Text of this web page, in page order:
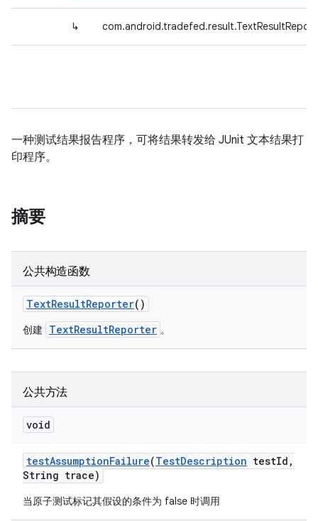
↳
一种测试结果报告程序，可将结果转发给 JUnit 文本结果打
印程序。
摘要
公共构造函数
TextResultReporter()
创建 TextResultReporter 。
公共方法
void
testAssumptionFailure(TestDescription testId ,
String trace)
当原子测试标记其假设的条件为 false 时调用